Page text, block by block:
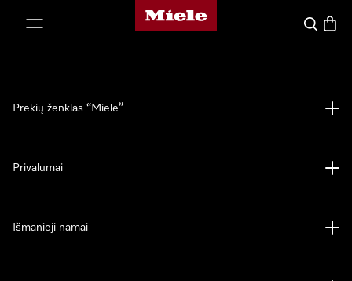
"Miele" pradžios tinklalapis
Paieška
Prekių ženklas “Miele”
Privalumai
Išmanieji namai